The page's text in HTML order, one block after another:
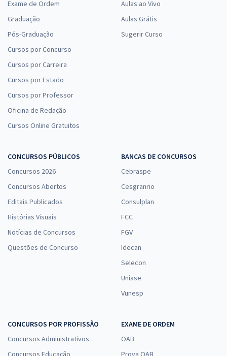
Exame de Ordem
Graduação
Pós-Graduação
Cursos por Concurso
Cursos por Carreira
Cursos por Estado
Cursos por Professor
Oficina de Redação
Cursos Online Gratuitos
Aulas ao Vivo
Aulas Grátis
Sugerir Curso
CONCURSOS PÚBLICOS
Concursos 2026
Concursos Abertos
Editais Publicados
Histórias Visuais
Notícias de Concursos
Questões de Concurso
BANCAS DE CONCURSOS
Cebraspe
Cesgranrio
Consulplan
FCC
FGV
Idecan
Selecon
Uniase
Vunesp
CONCURSOS POR PROFISSÃO
Concursos Administrativos
Concursos Educação
EXAME DE ORDEM
OAB
Prova OAB